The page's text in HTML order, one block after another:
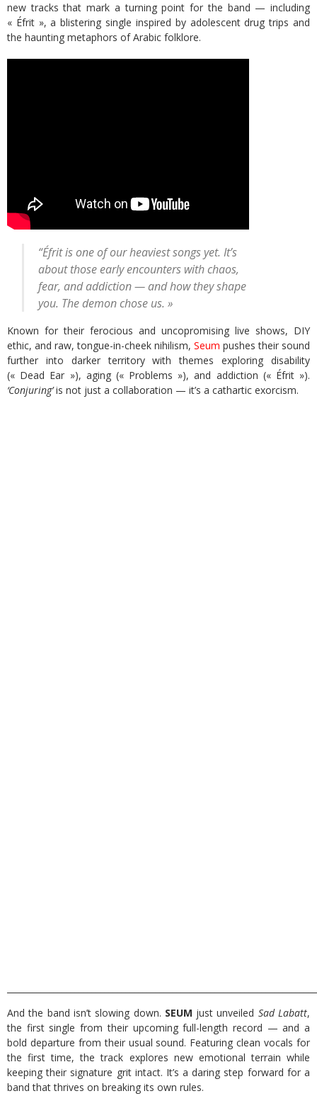
new tracks that mark a turning point for the band — including
« Éfrit », a blistering single inspired by adolescent drug trips and
the haunting metaphors of Arabic folklore.
“Éfrit is one of our heaviest songs yet. It’s
about those early encounters with chaos,
fear, and addiction — and how they shape
you. The demon chose us. »
Known for their ferocious and uncopromising live shows, DIY
ethic, and raw, tongue-in-cheek nihilism, Seum pushes their sound
further into darker territory with themes exploring disability
(« Dead Ear »), aging (« Problems »), and addiction (« Éfrit »).
‘Conjuring’is not just a collaboration — it’s a cathartic exorcism.
And the band isn’t slowing down. SEUM just unveiled Sad Labatt,
the first single from their upcoming full-length record — and a
bold departure from their usual sound. Featuring clean vocals for
the first time, the track explores new emotional terrain while
keeping their signature grit intact. It’s a daring step forward for a
band that thrives on breaking its own rules.